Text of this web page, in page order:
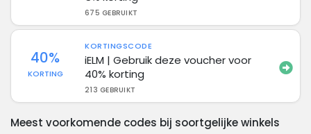
675 GEBRUIKT
40%
KORTING
KORTINGSCODE
iELM | Gebruik deze voucher voor
40% korting
213 GEBRUIKT
Meest voorkomende codes bij soortgelijke winkels